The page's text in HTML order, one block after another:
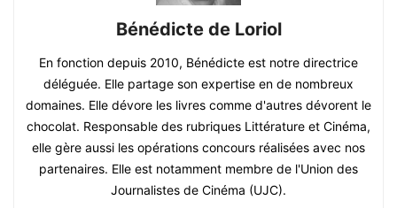
Bénédicte de Loriol
En fonction depuis 2010, Bénédicte est notre directrice
déléguée. Elle partage son expertise en de nombreux
domaines. Elle dévore les livres comme d'autres dévorent le
chocolat. Responsable des rubriques Littérature et Cinéma,
elle gère aussi les opérations concours réalisées avec nos
partenaires. Elle est notamment membre de l'Union des
Journalistes de Cinéma (UJC).